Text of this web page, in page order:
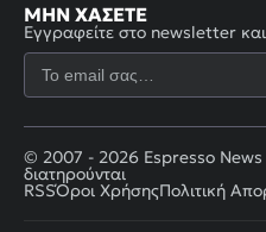
ΜΗΝ ΧΆΣΕΤΕ
Εγγραφείτε στο newsletter
© 2007 - 2026 Espresso
διατηρούνται
RSSΌροι ΧρήσηςΠολιτική